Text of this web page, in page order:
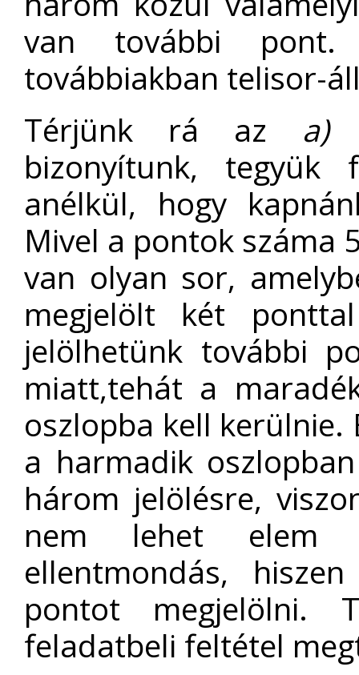
van további
továbbiakban telisor-
Térjünk rá az a)
bizonyítunk,
anélkül, hogy
Mivel a pontok száma
van olyan sor,
megjelölt két
jelölhetünk további
miatt,tehát a
oszlopba kell kerülnie.
a harmadik
három jelölésre,
nem lehet elem
ellentmondás,
pontot
feladatbeli feltétel